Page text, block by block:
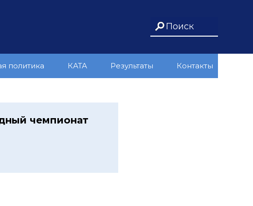
политика КАТА Результаты Контакты
чемпионат